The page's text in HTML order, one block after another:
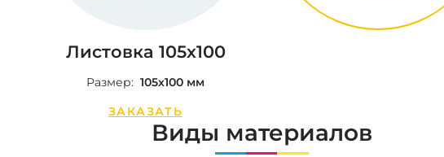
Листовка 105х100
Размер: 105х100 мм
ЗАКАЗАТЬ
Виды материалов